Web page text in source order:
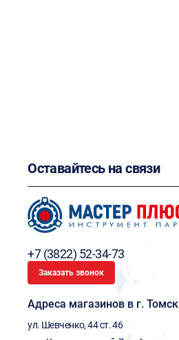
Оставайтесь на связи
+7 (3822) 52-34-73
Заказать звонок
Адреса магазинов в г. Томск
ул. Шевченко, 44 ст. 46